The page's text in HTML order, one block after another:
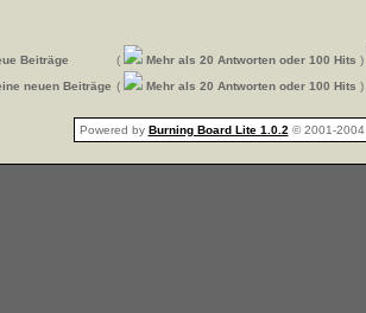
Beiträge ( Mehr als 20 Antworten oder 100 Hits )
neuen Beiträge ( Mehr als 20 Antworten oder 100 Hits )
Powered by Burning Board Lite 1.0.2 © 2001-2004